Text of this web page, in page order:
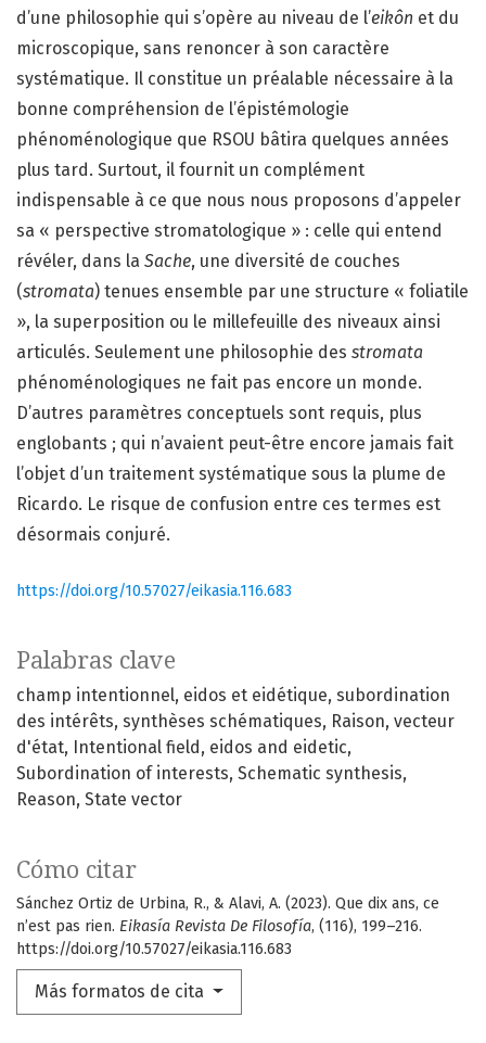
Palabras clave
champ intentionnel eidos et eidétique subordination
des intérêts synthèses schématiques Raison vecteur
d'état
Intentional field
eidos and eidetic
Subordination of interests Schematic synthesis
Reason State vector
Cómo citar
Sánchez Ortiz de Urbina, R., & Alavi, A. (2023). Que dix ans, ce
n’est pas rien. Eikasía Revista De Filosofía, (116), 199–216.
https://doi.org/10.57027/eikasia.116.683
Más formatos de cita
d’une philosophie qui s’opère au niveau de l’eikôn et du
microscopique, sans renoncer à son caractère
systématique. Il constitue un préalable nécessaire à la
bonne compréhension de l’épistémologie
phénoménologique que RSOU bâtira quelques années
plus tard. Surtout, il fournit un complément
indispensable à ce que nous nous proposons d’appeler
sa « perspective stromatologique » : celle qui entend
révéler, dans la Sache, une diversité de couches
(stromata) tenues ensemble par une structure « foliatile
», la superposition ou le millefeuille des niveaux ainsi
articulés. Seulement une philosophie des stromata
phénoménologiques ne fait pas encore un monde.
D’autres paramètres conceptuels sont requis, plus
englobants ; qui n’avaient peut-être encore jamais fait
l’objet d’un traitement systématique sous la plume de
Ricardo. Le risque de confusion entre ces termes est
désormais conjuré.
https://doi.org/10.57027/eikasia.116.683